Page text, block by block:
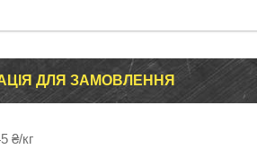
ДЛЯ ЗАМОВЛЕННЯ
₴/кг